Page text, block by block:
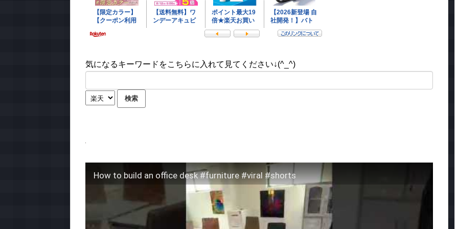
気になるキーワードをこちらに入れて見てください↓(^_^)
How to build an office desk #furniture #viral #shorts